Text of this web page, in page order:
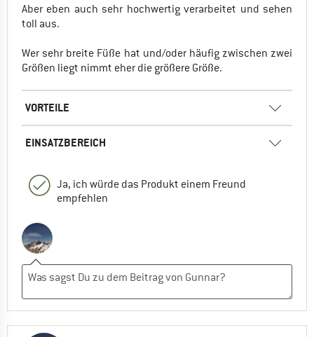
Aber eben auch sehr hochwertig verarbeitet und sehen
toll aus.
Wer sehr breite Füße hat und/oder häufig zwischen zwei
Größen liegt nimmt eher die größere Größe.
VORTEILE
EINSATZBEREICH
Ja, ich würde das Produkt einem Freund
empfehlen